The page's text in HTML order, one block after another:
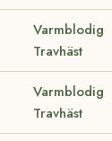
Varmblodig
Travhäst
Varmblodig
Travhäst